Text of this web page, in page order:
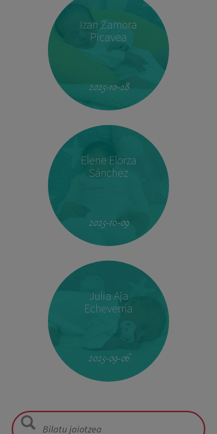
Izan Zamora
Picavea
2025-10-28
Elene Elorza
Sánchez
2025-10-09
Julia Aja
Echeverría
2025-09-06